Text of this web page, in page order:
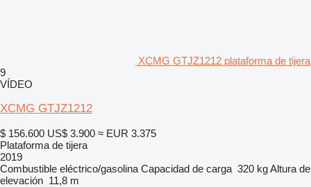
XCMG GTJZ1212 plataforma de tijera
9
VÍDEO
XCMG GTJZ1212
$ 156.600 US$ 3.900 ≈ EUR 3.375
Plataforma de tijera
2019
Combustible eléctrico/gasolina Capacidad de carga 320 kgAltura de
elevación 11,8 m